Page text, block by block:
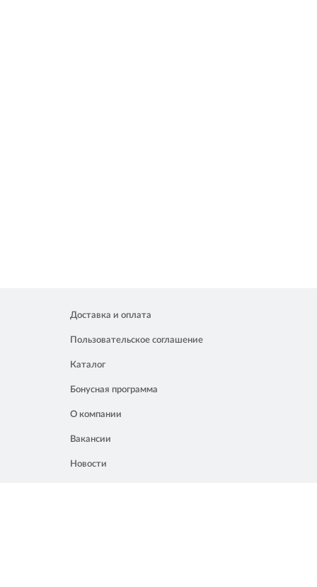
Доставка и оплата
Пользовательское соглашение
Каталог
Бонусная программа
О компании
Вакансии
Новости